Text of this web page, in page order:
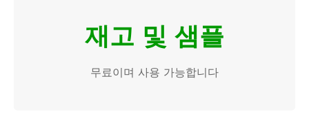
재고 및 샘플
무료이며 사용 가능합니다